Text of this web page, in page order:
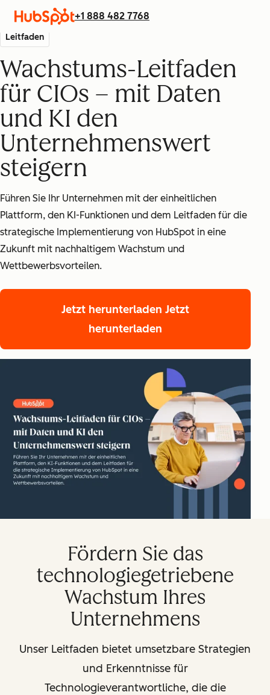
+1 888 482 7768
Leitfaden
Wachstums-Leitfaden
für CIOs – mit Daten
und KI den
Unternehmenswert
steigern
Führen Sie Ihr Unternehmen mit der einheitlichen
Plattform, den KI-Funktionen und dem Leitfaden für die
strategische Implementierung von HubSpot in eine
Zukunft mit nachhaltigem Wachstum und
Wettbewerbsvorteilen.
Jetzt herunterladen Jetzt
herunterladen
Fördern Sie das
technologiegetriebene
Wachstum Ihres
Unternehmens
Unser Leitfaden bietet umsetzbare Strategien
und Erkenntnisse für
Technologieverantwortliche, die die